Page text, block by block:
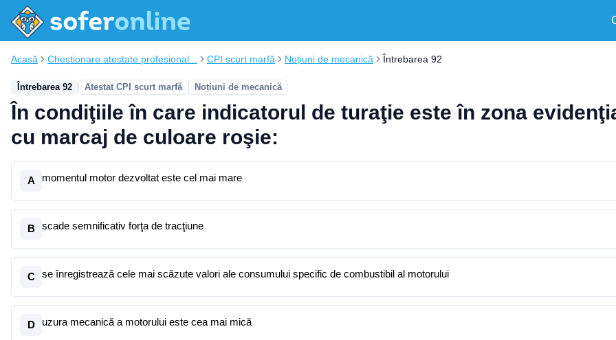
Acasă Chestionare atestate profesional... CPI scurt marfă Noțiuni de mecanică Întrebarea 92
Întrebarea 92 Atestat CPI scurt marfă Noțiuni de mecanică
În condiţiile în care indicatorul de turaţie este în zona
cu marcaj de culoare roşie:
A momentul motor dezvoltat este cel mai mare
B scade semnificativ forţa de tracţiune
C se înregistrează cele mai scăzute valori ale consumului specific de combustibil al motorului
D uzura mecanică a motorului este cea mai mică